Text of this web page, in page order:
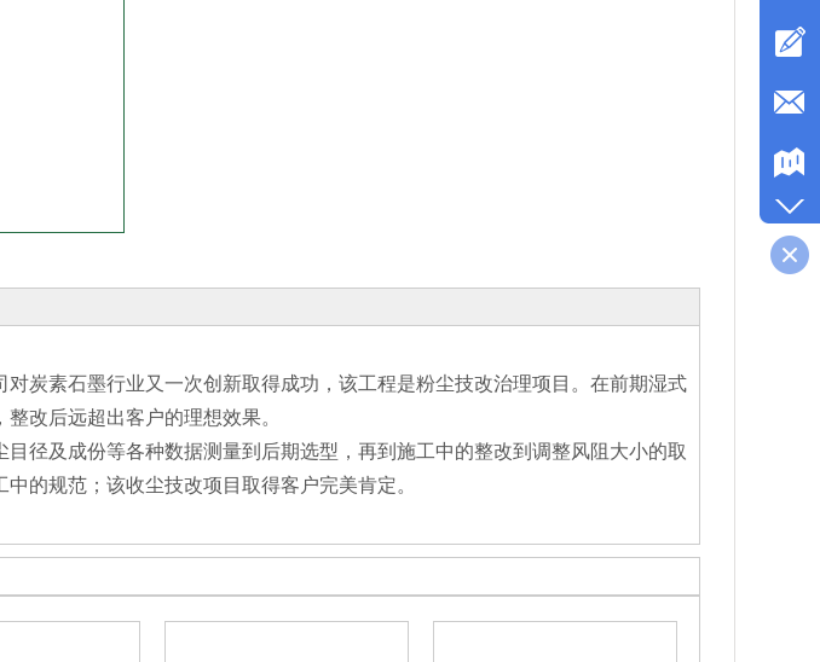
炭素石墨行业又一次创新取得成功，该工程是粉尘技改治理项目。在前期湿式
改后远超出客户的理想效果。
径及成份等各种数据测量到后期选型，再到施工中的整改到调整风阻大小的取
中的规范；该收尘技改项目取得客户完美肯定。